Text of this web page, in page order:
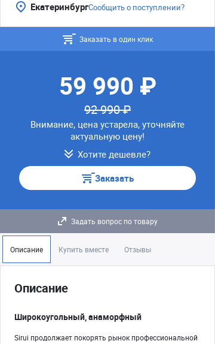
ЕкатеринбургСообщить о поступлении?
Заказать в один клик
59 990 ₽
92 990 ₽
Внимание, цена устарела, уточняйте
актуальную цену!
Хотите дешевле?
Заказать
Задать вопрос по товару
Описание Купить вместе Отзывы
Описание
Широкоугольный, анаморфный
Sirui продолжает покорять рынок профессиональной